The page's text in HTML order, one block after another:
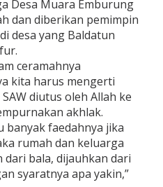
Desa Muara Emburung
dan diberikan pemimpin
desa yang Baldatun
ceramahnya
kita harus mengerti
diutus oleh Allah ke
akhlak.
banyak faedahnya jika
rumah dan keluarga
dari bala, dijauhkan dari
syaratnya apa yakin,”